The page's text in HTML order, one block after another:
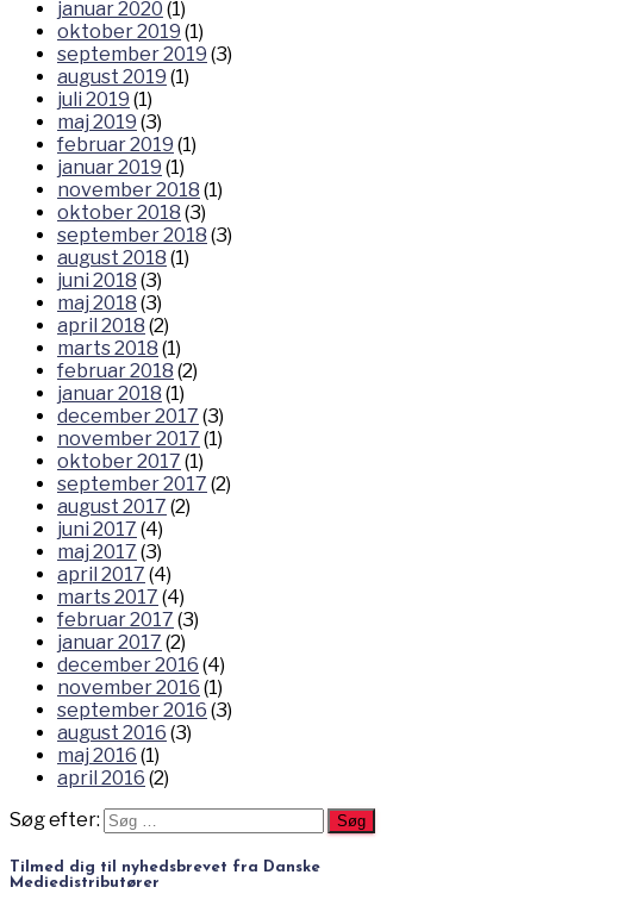
januar 2020 (1)
oktober 2019 (1)
september 2019 (3)
august 2019 (1)
juli 2019 (1)
maj 2019 (3)
februar 2019 (1)
januar 2019 (1)
november 2018 (1)
oktober 2018 (3)
september 2018 (3)
august 2018 (1)
juni 2018 (3)
maj 2018 (3)
april 2018 (2)
marts 2018 (1)
februar 2018 (2)
januar 2018 (1)
december 2017 (3)
november 2017 (1)
oktober 2017 (1)
september 2017 (2)
august 2017 (2)
juni 2017 (4)
maj 2017 (3)
april 2017 (4)
marts 2017 (4)
februar 2017 (3)
januar 2017 (2)
december 2016 (4)
november 2016 (1)
september 2016 (3)
august 2016 (3)
maj 2016 (1)
april 2016 (2)
Søg efter:
Tilmed dig til nyhedsbrevet fra Danske
Mediedistributører